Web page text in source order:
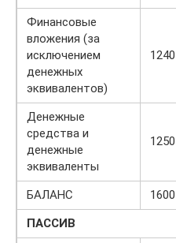
Финансовые
вложения (за
исключением
денежных
эквивалентов)
1240
Денежные
средства и
денежные
эквиваленты
1250
БАЛАНС 1600
ПАССИВ